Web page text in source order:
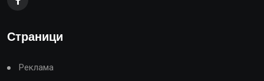
Страници
Реклама